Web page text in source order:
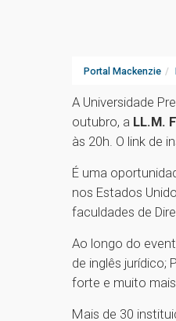
Portal Mackenzie
A Universidade
outubro, a LL.M.
às 20h. O link de
É uma
nos Estados
faculdades de
Ao longo do
de inglês jurídico;
forte e muito
Mais de 30